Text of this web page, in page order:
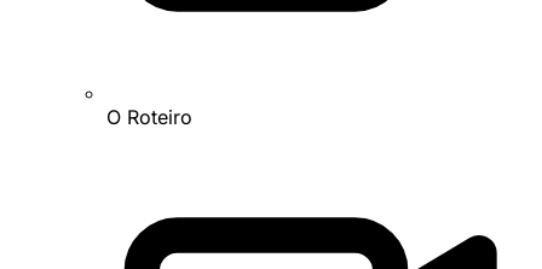
O Roteiro